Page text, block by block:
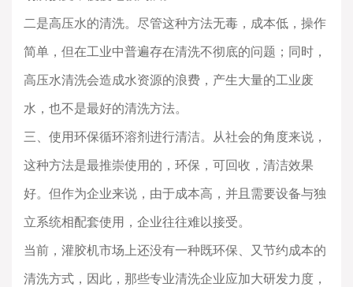
二是高压水的清洗。尽管这种方法无毒，成本低，操作
简单，但在工业中普遍存在清洗不彻底的问题；同时，
高压水清洗会造成水资源的浪费，产生大量的工业废
水，也不是最好的清洗方法。
三、使用环保循环溶剂进行清洁。从社会的角度来说，
这种方法是最推崇使用的，环保，可回收，清洁效果
好。但作为企业来说，由于成本高，并且需要设备与独
立系统相配套使用，企业往往难以接受。
当前，灌胶机市场上还没有一种既环保、又节约成本的
清洗方式，因此，那些专业清洗企业应加大研发力度，